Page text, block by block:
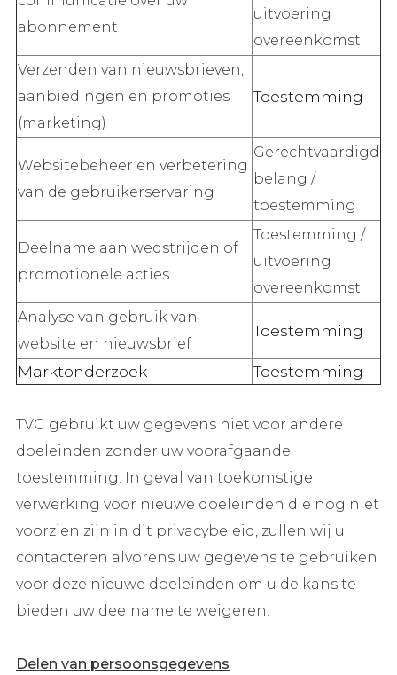
abonnement
uitvoering
overeenkomst
Verzenden van nieuwsbrieven,
aanbiedingen en promoties
(marketing)
Toestemming
Websitebeheer en verbetering
van de gebruikerservaring
Gerechtvaardigd
belang /
toestemming
Deelname aan wedstrijden of
promotionele acties
Toestemming /
uitvoering
overeenkomst
Analyse van gebruik van
website en nieuwsbrief
Toestemming
Marktonderzoek Toestemming
TVG gebruikt uw gegevens niet voor andere
doeleinden zonder uw voorafgaande
toestemming. In geval van toekomstige
verwerking voor nieuwe doeleinden die nog niet
voorzien zijn in dit privacybeleid, zullen wij u
contacteren alvorens uw gegevens te gebruiken
voor deze nieuwe doeleinden om u de kans te
bieden uw deelname te weigeren.
Delen van persoonsgegevens